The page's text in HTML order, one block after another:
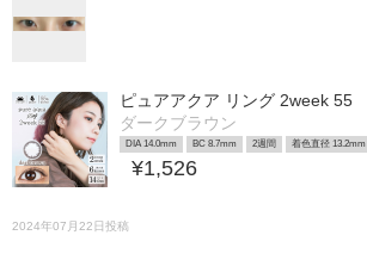
ピュアアクア リング 2week 55
ダークブラウン
DIA 14.0mm BC 8.7mm 2週間 着色直径 13.2mm
¥1,526
2024年07月22日投稿